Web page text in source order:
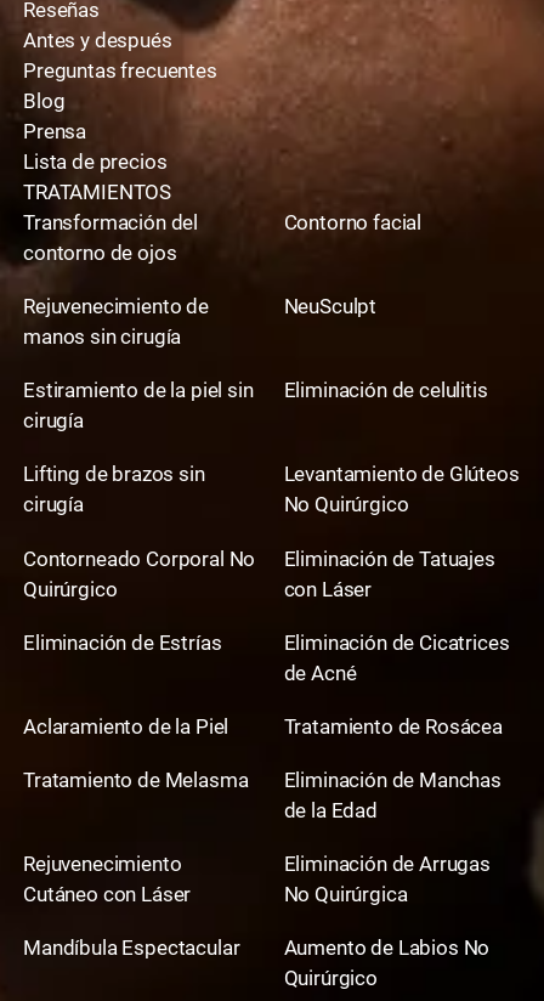
Reseñas
Antes y después
Preguntas frecuentes
Blog
Prensa
Lista de precios
TRATAMIENTOS
Transformación del
contorno de ojos
Contorno facial
Rejuvenecimiento de
manos sin cirugía
NeuSculpt
Estiramiento de la piel sin
cirugía
Eliminación de celulitis
Lifting de brazos sin
cirugía
Levantamiento de Glúteos
No Quirúrgico
Contorneado Corporal No
Quirúrgico
Eliminación de Tatuajes
con Láser
Eliminación de Estrías
Eliminación de Cicatrices
de Acné
Aclaramiento de la Piel Tratamiento de Rosácea
Tratamiento de Melasma
Eliminación de Manchas
de la Edad
Rejuvenecimiento
Cutáneo con Láser
Eliminación de Arrugas
No Quirúrgica
Mandíbula Espectacular
Aumento de Labios No
Quirúrgico